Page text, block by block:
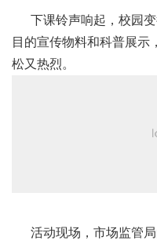
下课铃声响起，校园变
目的宣传物料和科普展示
松又热烈。
活动现场，市场监管局